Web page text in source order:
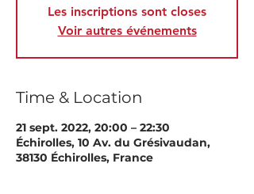
Les inscriptions sont closes
Voir autres événements
Time & Location
21 sept. 2022, 20:00 – 22:30
Échirolles, 10 Av. du Grésivaudan,
38130 Échirolles, France